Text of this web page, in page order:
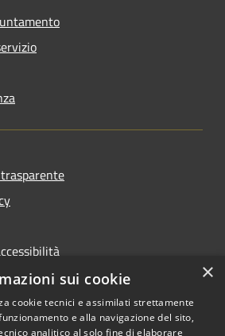
Copyright © 2026 • Comune di
×
sui cookie
cookie tecnici e assimilati strettamente
e alla navigazione del sito,
analitico al solo fine di elaborare